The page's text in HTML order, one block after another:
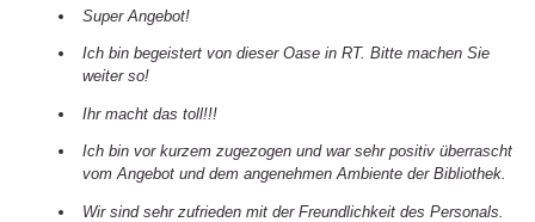
Super Angebot!
Ich bin begeistert von dieser Oase in RT. Bitte machen Sie
weiter so!
Ihr macht das toll!!!
Ich bin vor kurzem zugezogen und war sehr positiv überrascht
vom Angebot und dem angenehmen Ambiente der Bibliothek.
Wir sind sehr zufrieden mit der Freundlichkeit des Personals.